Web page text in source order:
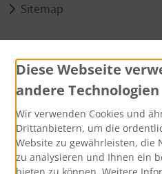
Sitemap
Alle Preise inkl. gesetzl.
Diese Webseite
andere Technologien
Wir verwenden Cookies und
Drittanbietern, um die
Website zu gewährleisten, die
zu analysieren und Ihnen ein